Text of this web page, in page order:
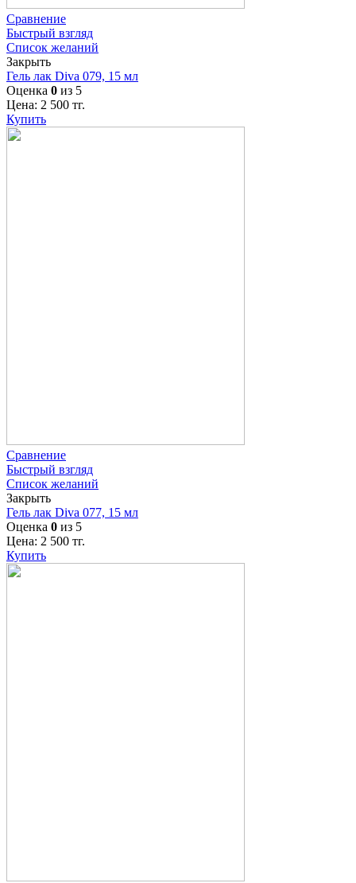
Сравнение
Быстрый взгляд
Список желаний
Закрыть
Гель лак Diva 079, 15 мл
Оценка 0 из 5
Цена: 2 500 тг.
Купить
Сравнение
Быстрый взгляд
Список желаний
Закрыть
Гель лак Diva 077, 15 мл
Оценка 0 из 5
Цена: 2 500 тг.
Купить